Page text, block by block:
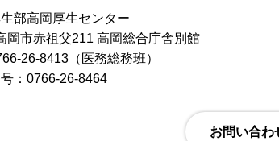
部高岡厚生センター
岡市赤祖父211 高岡総合庁舎別館
26-8413（医務総務班）
：0766-26-8464